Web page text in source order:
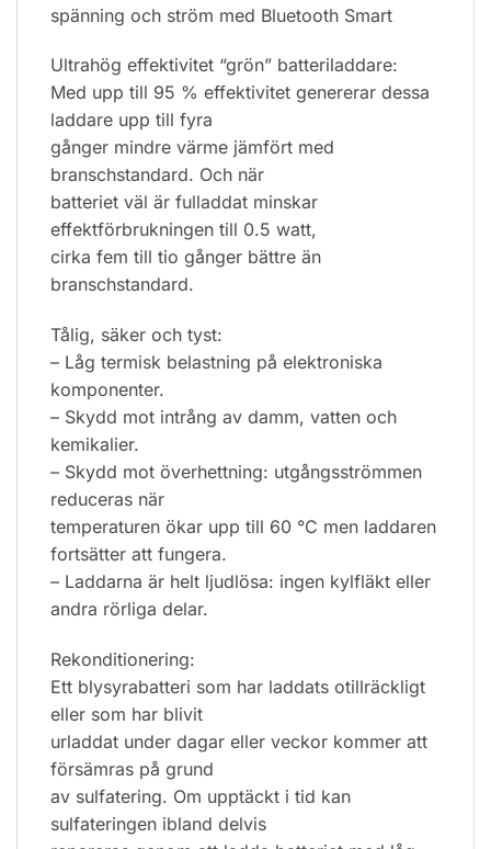
spänning och ström med Bluetooth Smart
Ultrahög effektivitet “grön” batteriladdare:
Med upp till 95 % effektivitet genererar dessa
laddare upp till fyra
gånger mindre värme jämfört med
branschstandard. Och när
batteriet väl är fulladdat minskar
effektförbrukningen till 0.5 watt,
cirka fem till tio gånger bättre än
branschstandard.
Tålig, säker och tyst:
– Låg termisk belastning på elektroniska
komponenter.
– Skydd mot intrång av damm, vatten och
kemikalier.
– Skydd mot överhettning: utgångsströmmen
reduceras när
temperaturen ökar upp till 60 °C men laddaren
fortsätter att fungera.
– Laddarna är helt ljudlösa: ingen kylfläkt eller
andra rörliga delar.
Rekonditionering:
Ett blysyrabatteri som har laddats otillräckligt
eller som har blivit
urladdat under dagar eller veckor kommer att
försämras på grund
av sulfatering. Om upptäckt i tid kan
sulfateringen ibland delvis